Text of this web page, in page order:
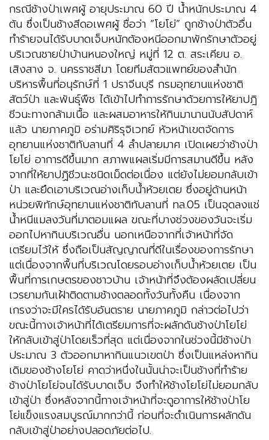
กรณีช้างป่าเพศผู้ อายุประมาณ 60 ปี น้ำหนักประมาณ 4
ตัน ซึ่งเป็นช้างสีดอเพศผู้ ชื่อว่า “โยโย่” ถูกช้างป่าตัวอื่น
ทำร้ายจนได้รับบาดเจ็บหนักต้องหนีออกมาพักรักษาตัวอยู่
บริเวณชายป่าบ้านหนองใหญ่ หมู่ที่ 12 ต. สระเคียน อ.
เสิงสาง จ. นครราชสีมา โดยทีมสัตวแพทย์ของสำนัก
บริหารพื้นที่อนุรักษ์ที่ 1 ปราจีนบุรี กรมอุทยานแห่งชาติ
สัตว์ป่า และพันธุ์พืช ได้เข้าไปทำการรักษาด้วยการให้ยาปฎิ
ชีวนะทางกล้ามเนื้อ และผสมอาหารให้กินมานานนับสัปดาห์
แล้ว นายภาคภูมิ อร่ามศิริรุจิเวทย์ หัวหน้าเขตจัดการ
อุทยานแห่งชาติทับลานที่ 4 ลำปลายมาศ เปิดเผยว่าช้างป่า
โยโย่ อาการดีขึ้นมาก สภาพแผลเริ่มมีการสมานดีขึ้น หลัง
จากที่ให้ยาปฏิชีวนะชนิดเม็ดต่อเนื่อง แต่ยังไม่ยอมกลับเข้า
ป่า และยึดเอาบริเวณอ่างเก็บน้ำห้วยเตย ซึ่งอยู่ด้านหน้า
หน่วยพิทักษ์อุทยานแห่งชาติทับลานที่ ทล.05 เป็นจุดลงแช่
น้ำหนีแมลงวันที่มาตอมแผล ขณะที่บางช่วงของวันจะเริ่ม
ออกไปหากินบริเวณอื่น นอกเหนือจากที่เจ้าหน้าที่จัด
เตรียมไว้ให้ ซึ่งถือเป็นสัญญาณที่ดีในเรื่องของการรักษา
แต่เนื่องจากพื้นที่บริเวณโดยรอบอ่างเก็บน้ำห้วยเตย เป็น
พื้นที่การเกษตรของชาวบ้าน เจ้าหน้าที่จึงต้องผลัดเปลี่ยน
เวรยามกันเฝ้าติดตามช้างตลอดทั้งวันทั้งคืน เนื่องจาก
เกรงว่าจะมีใครได้รับอันตราย นายภาคภูมิ กล่าวต่อไปว่า
ขณะนี้ทางเจ้าหน้าที่ได้เตรียมการที่จะผลักดันช้างป่าโยโย่
ให้กลับเข้าสู่ป่าโดยเร็วที่สุด แต่เนื่องจากในช่วงนี้มีช้างป่า
ประมาณ 3 ตัวออกมาหากินแนวเขตป่า ซึ่งเป็นแหล่งหากิน
เดิมของช้างโยโย่ คาดว่าหนึ่งในนั้นน่าจะเป็นช้างที่ทำร้าย
ช้างป่าโยโย่จนได้รับบาดเจ็บ จึงทำให้ช้างโยโย่ไม่ยอมกลับ
เข้าสู่ป่า ซึ่งหลังจากนี้ทางเจ้าหน้าที่จะดูอาการให้ช้างป่าโย
โย่แข็งแรงสมบูรณ์มากกว่านี้ ก่อนที่จะดำเนินการผลักดัน
กลับเข้าสู่ป่าอย่างปลอดภัยต่อไป.